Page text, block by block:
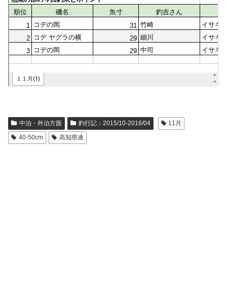
中泊・外泊方面 釣行記：2015/10-2016/04
11月
40-50cm
高知県連